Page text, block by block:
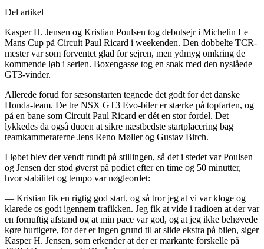
Del artikel
Kasper H. Jensen og Kristian Poulsen tog debutsejr i Michelin Le
Mans Cup på Circuit Paul Ricard i weekenden. Den dobbelte TCR-
mester var som forventet glad for sejren, men ydmyg omkring de
kommende løb i serien. Boxengasse tog en snak med den nyslåede
GT3-vinder.
Allerede forud for sæsonstarten tegnede det godt for det danske
Honda-team. De tre NSX GT3 Evo-biler er stærke på topfarten, og
på en bane som Circuit Paul Ricard er dét en stor fordel. Det
lykkedes da også duoen at sikre næstbedste startplacering bag
teamkammeraterne Jens Reno Møller og Gustav Birch.
I løbet blev der vendt rundt på stillingen, så det i stedet var Poulsen
og Jensen der stod øverst på podiet efter en time og 50 minutter,
hvor stabilitet og tempo var nøgleordet:
— Kristian fik en rigtig god start, og så tror jeg at vi var kloge og
klarede os godt igennem trafikken. Jeg fik at vide i radioen at der var
en fornuftig afstand og at min pace var god, og at jeg ikke behøvede
køre hurtigere, for der er ingen grund til at slide ekstra på bilen, siger
Kasper H. Jensen, som erkender at der er markante forskelle på